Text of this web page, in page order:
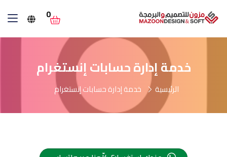
0
خدمة إدارة حسابات إنستغرام
الرئيسية خدمة إدارة حسابات إنستغرام